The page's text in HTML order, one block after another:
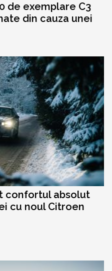
de exemplare C3
din cauza unei
confortul absolut
cu noul Citroen